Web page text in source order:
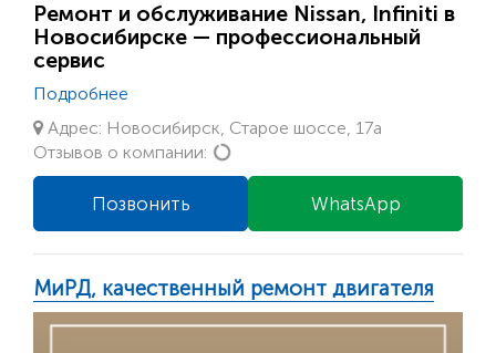
Ремонт и обслуживание Nissan, Infiniti в
Новосибирске — профессиональный
сервис
Подробнее
Адрес: Новосибирск, Старое шоссе, 17а
Отзывов о компании:
WhatsApp
Позвонить
МиРД, качественный ремонт двигателя